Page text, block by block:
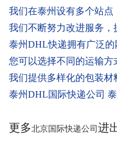
我们在泰州设有多个站点
我们不断努力改进服务，
泰州DHL快递拥有广泛
您可以选择不同的运输方
我们提供多样化的包装
泰州DHL国际快递公司
更多北京国际快递公司 进